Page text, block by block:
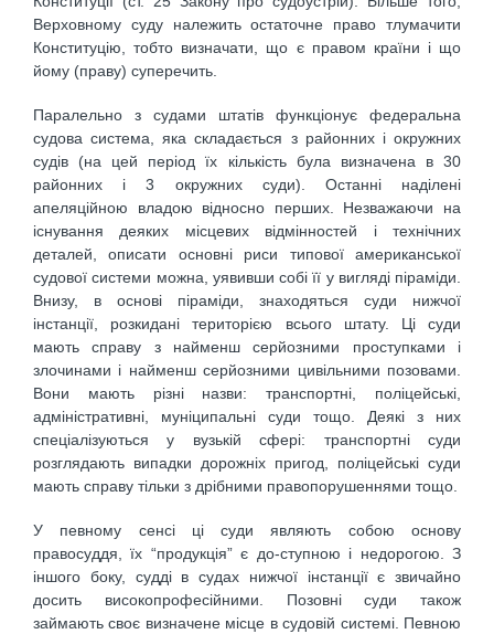
Верховному суду належить остаточне право тлумачити
Конституцію, тобто визначати, що є правом країни і що
йому (праву) суперечить.
Паралельно з судами штатів функціонує федеральна
судова система, яка складається з районних і окружних
судів (на цей період їх кількість була визначена в 30
районних і 3 окружних суди). Останні наділені
апеляційною владою відносно перших. Незважаючи на
існування деяких місцевих відмінностей і технічних
деталей, описати основні риси типової американської
судової системи можна, уявивши собі її у вигляді піраміди.
Внизу, в основі піраміди, знаходяться суди нижчої
інстанції, розкидані територією всього штату. Ці суди
мають справу з найменш серйозними проступками і
злочинами і найменш серйозними цивільними позовами.
Вони мають різні назви: транспортні, поліцейські,
адміністративні, муніципальні суди тощо. Деякі з них
спеціалізуються у вузькій сфері: транспортні суди
розглядають випадки дорожніх пригод, поліцейські суди
мають справу тільки з дрібними правопорушеннями тощо.
У певному сенсі ці суди являють собою основу
правосуддя, їх “продукція” є до-ступною і недорогою. З
іншого боку, судді в судах нижчої інстанції є звичайно
досить високопрофесійними. Позовні суди також
займають своє визначене місце в судовій системі. Певною